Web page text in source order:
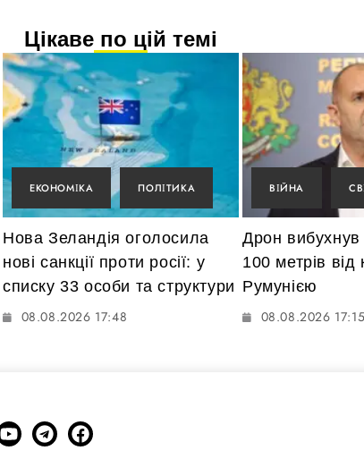
Цікаве по цій темі
ЕКОНОМІКА ПОЛІТИКА
Нова Зеландія оголосила
нові санкції проти росії: у
списку 33 особи та структури
08.08.2026 17:48
ВІЙНА
Дрон вибухнув
100 метрів від
Румунією
08.08.2026 17:15